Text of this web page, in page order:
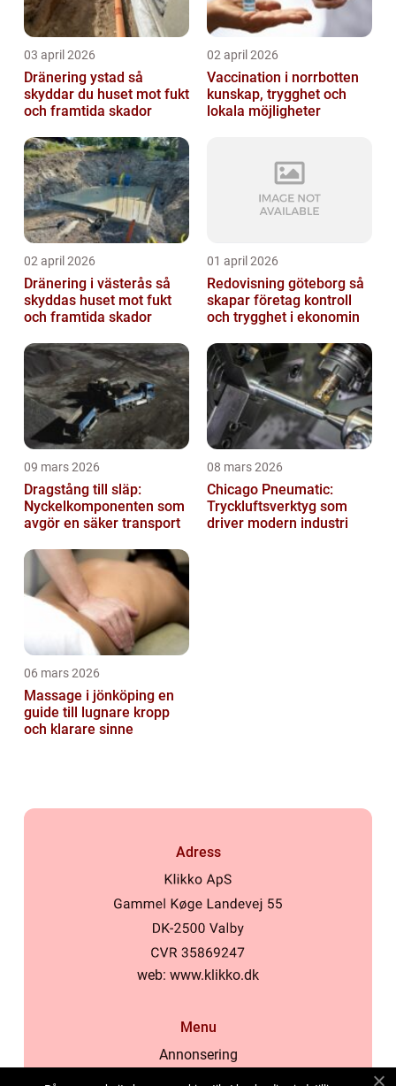
03 april 2026
Dränering ystad så
skyddar du huset mot fukt
och framtida skador
02 april 2026
Vaccination i norrbotten
kunskap, trygghet och
lokala möjligheter
02 april 2026
Dränering i västerås så
skyddas huset mot fukt
och framtida skador
01 april 2026
Redovisning göteborg så
skapar företag kontroll
och trygghet i ekonomin
09 mars 2026
Dragstång till släp:
Nyckelkomponenten som
avgör en säker transport
08 mars 2026
Chicago Pneumatic:
Tryckluftsverktyg som
driver modern industri
06 mars 2026
Massage i jönköping en
guide till lugnare kropp
och klarare sinne
Adress
web: www.klikko.dk
Menu
Annonsering